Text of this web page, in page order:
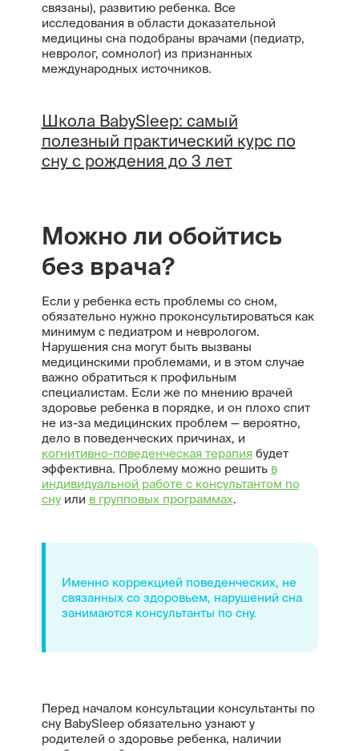
связаны), развитию ребенка. Все
исследования в области доказательной
медицины сна подобраны врачами (педиатр,
невролог, сомнолог) из признанных
международных источников.
Школа BabySleep: самый
полезный практический курс по
сну с рождения до 3 лет
Можно ли обойтись
без врача?
Если у ребенка есть проблемы со сном,
обязательно нужно проконсультироваться как
минимум с педиатром и неврологом.
Нарушения сна могут быть вызваны
медицинскими проблемами, и в этом случае
важно обратиться к профильным
специалистам. Если же по мнению врачей
здоровье ребенка в порядке, и он плохо спит
не из-за медицинских проблем — вероятно,
дело в поведенческих причинах, и
когнитивно-поведенческая терапия будет
эффективна. Проблему можно решить в
индивидуальной работе с консультантом по
снуили в групповых программах.
Именно коррекцией поведенческих, не
связанных со здоровьем, нарушений сна
занимаются консультанты по сну.
Перед началом консультации консультанты по
сну BabySleep обязательно узнают у
родителей о здоровье ребенка, наличии